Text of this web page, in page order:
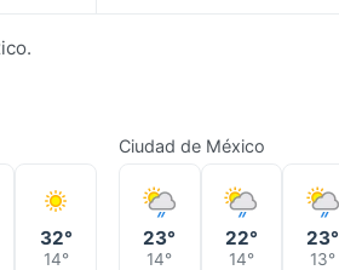
32°
14°
Ciudad de México
23°
14°
22°
14°
23°
13°